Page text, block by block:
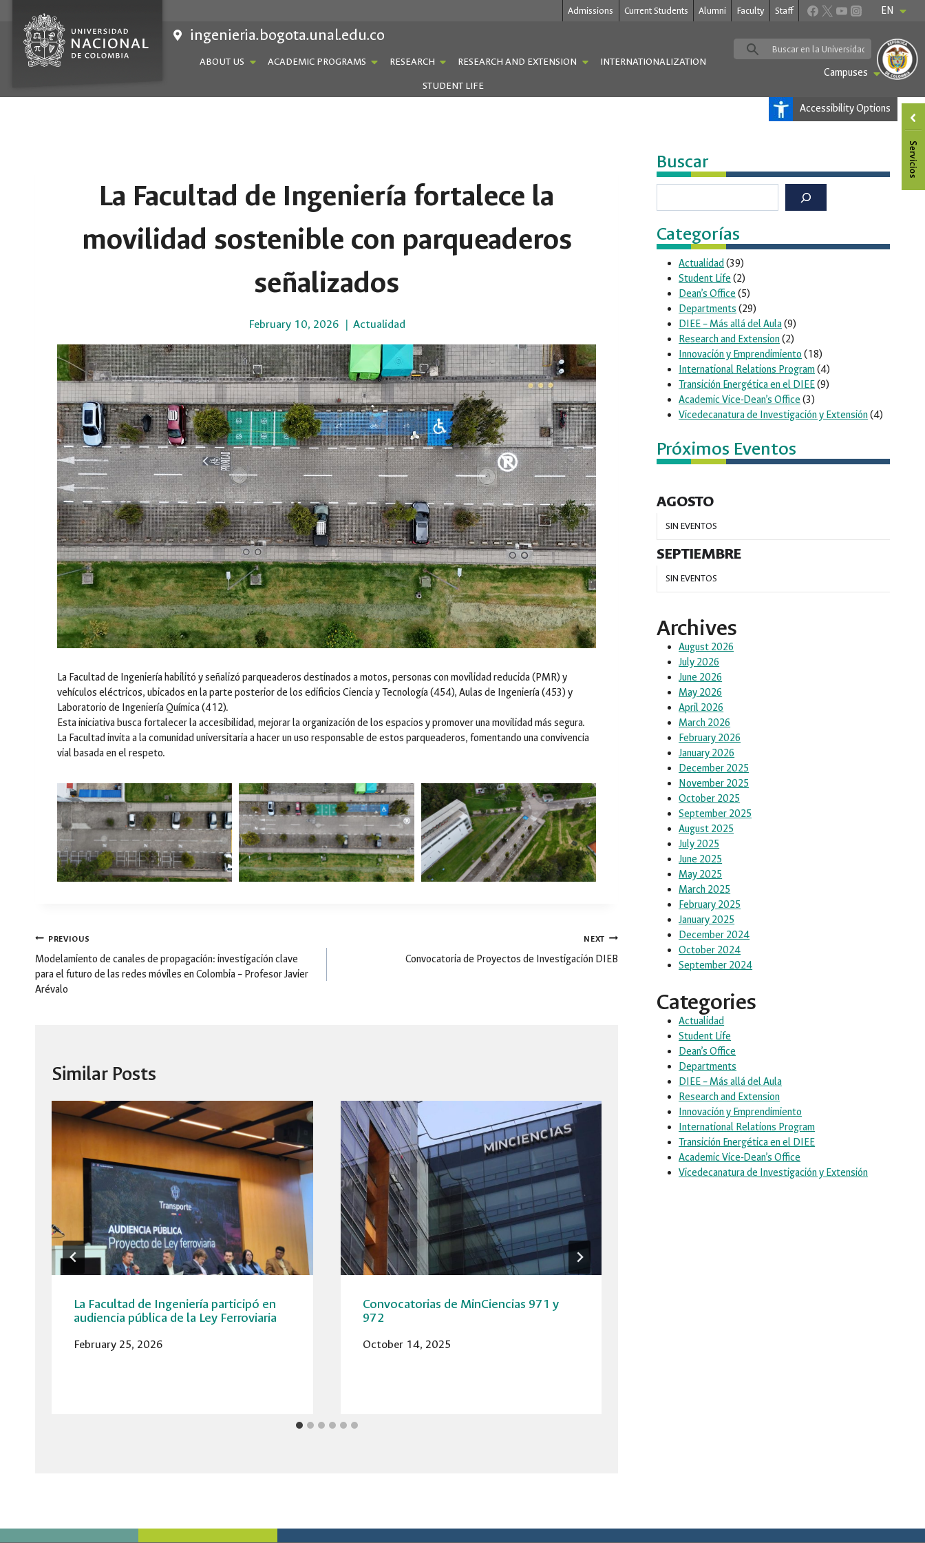
content
Admissions Current Students Alumni Faculty Staff EN
ingenieria.bogota.unal.edu.co
ABOUT US ACADEMIC PROGRAMS RESEARCH RESEARCH AND EXTENSION
INTERNATIONALIZATION
STUDENT LIFE
Campuses
Accessibility Options
La Facultad de Ingeniería fortalece la
movilidad sostenible con parqueaderos
señalizados
February 10, 2026 Actualidad
La Facultad de Ingeniería habilitó y señalizó parqueaderos destinados a motos, personas con movilidad reducida (PMR) y
vehículos eléctricos, ubicados en la parte posterior de los edificios Ciencia y Tecnología (454), Aulas de Ingeniería (453) y
Laboratorio de Ingeniería Química (412).
Esta iniciativa busca fortalecer la accesibilidad, mejorar la organización de los espacios y promover una movilidad más segura.
La Facultad invita a la comunidad universitaria a hacer un uso responsable de estos parqueaderos, fomentando una convivencia
vial basada en el respeto.
Post
navigation
PREVIOUS
Modelamiento de canales de propagación: investigación clave
para el futuro de las redes móviles en Colombia – Profesor Javier
Arévalo
NEXT
Convocatoria de Proyectos de Investigación DIEB
Similar Posts
La Facultad de Ingeniería participó en
audiencia pública de la Ley Ferroviaria
February 25, 2026
Convocatorias de MinCiencias 971 y
972
October 14, 2025
Buscar
Categorías
Actualidad (39)
Student Life (2)
Dean’s Office (5)
Departments (29)
DIEE – Más allá del Aula(9)
Research and Extension(2)
Innovación y Emprendimiento (18)
International Relations Program(4)
Transición Energética en el DIEE(9)
Academic Vice-Dean’s Office (3)
Vicedecanatura de Investigación y Extensión(4)
Próximos Eventos
AGOSTO
SIN EVENTOS
SEPTIEMBRE
SIN EVENTOS
Archives
August 2026
July 2026
June 2026
May 2026
April 2026
March 2026
February 2026
January 2026
December 2025
November 2025
October 2025
September 2025
August 2025
July 2025
June 2025
May 2025
March 2025
February 2025
January 2025
December 2024
October 2024
September 2024
Categories
Actualidad
Student Life
Dean’s Office
Departments
DIEE – Más allá del Aula
Research and Extension
Innovación y Emprendimiento
International Relations Program
Transición Energética en el DIEE
Academic Vice-Dean’s Office
Vicedecanatura de Investigación y Extensión